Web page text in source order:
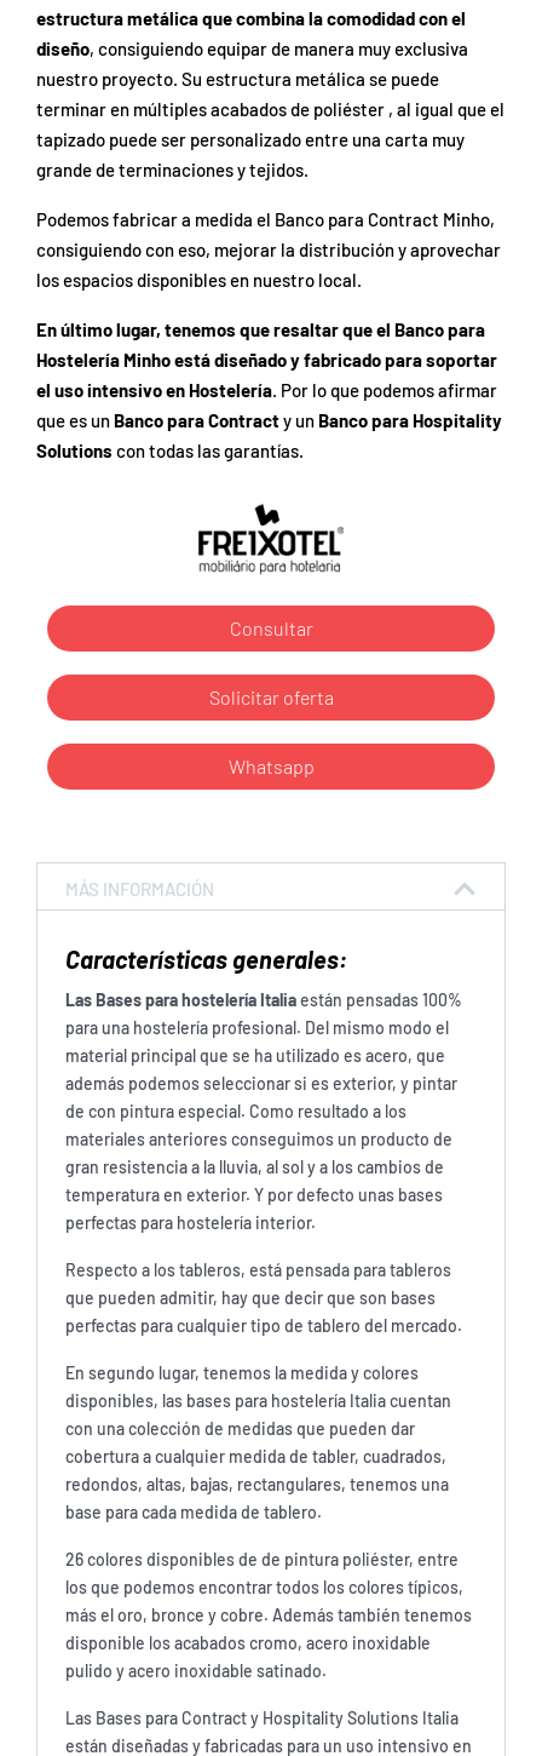
estructura metálica que combina la comodidad con el
diseño, consiguiendo equipar de manera muy exclusiva
nuestro proyecto. Su estructura metálica se puede
terminar en múltiples acabados de poliéster , al igual que el
tapizado puede ser personalizado entre una carta muy
grande de terminaciones y tejidos.
Podemos fabricar a medida el Banco para Contract Minho,
consiguiendo con eso, mejorar la distribución y aprovechar
los espacios disponibles en nuestro local.
En último lugar, tenemos que resaltar que el Banco para
Hostelería Minho está diseñado y fabricado para soportar
el uso intensivo en Hostelería. Por lo que podemos afirmar
que es un Banco para Contracty un Banco para Hospitality
Solutions con todas las garantías.
Consultar
Solicitar oferta
Whatsapp
MÁS INFORMACIÓN
Característicasgenerales:
Las Bases para hostelería Italiaestán pensadas 100%
para una hostelería profesional. Del mismo modo el
material principal que se ha utilizado es acero, que
además podemos seleccionar si es exterior, y pintar
de con pintura especial. Como resultado a los
materiales anteriores conseguimos un producto de
gran resistencia a la lluvia, al sol y a los cambios de
temperatura en exterior. Y por defecto unas bases
perfectas para hostelería interior.
Respecto a los tableros, está pensada para tableros
que pueden admitir, hay que decir que son bases
perfectas para cualquier tipo de tablero del mercado.
En segundo lugar, tenemos la medida y colores
disponibles, las bases para hostelería Italia cuentan
con una colección de medidas que pueden dar
cobertura a cualquier medida de tabler, cuadrados,
redondos, altas, bajas, rectangulares, tenemos una
base para cada medida de tablero.
26 colores disponibles de de pintura poliéster, entre
los que podemos encontrar todos los colores típicos,
más el oro, bronce y cobre. Además también tenemos
disponible los acabados cromo, acero inoxidable
pulido y acero inoxidable satinado.
Las Bases para Contract y Hospitality Solutions Italia
están diseñadas y fabricadas para un uso intensivo en